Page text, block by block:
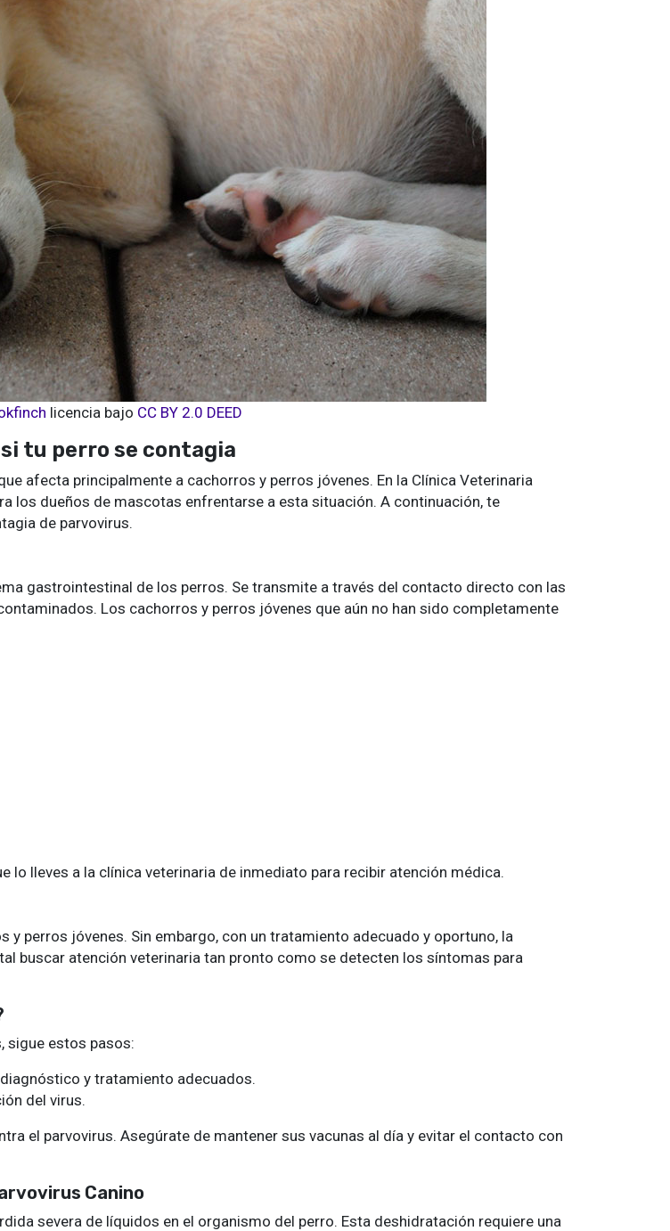
licencia bajo CC BY 2.0 DEED
tu perro se contagia
afecta principalmente a cachorros y perros jóvenes. En la Clínica Veterinaria
los dueños de mascotas enfrentarse a esta situación. A continuación, te
de parvovirus.
gastrointestinal de los perros. Se transmite a través del contacto directo con las
Los cachorros y perros jóvenes que aún no han sido completamente
lleves a la clínica veterinaria de inmediato para recibir atención médica.
y perros jóvenes. Sin embargo, con un tratamiento adecuado y oportuno, la
buscar atención veterinaria tan pronto como se detecten los síntomas para
sigue estos pasos:
y tratamiento adecuados.
del virus.
el parvovirus. Asegúrate de mantener sus vacunas al día y evitar el contacto con
Canino
severa de líquidos en el organismo del perro. Esta deshidratación requiere una